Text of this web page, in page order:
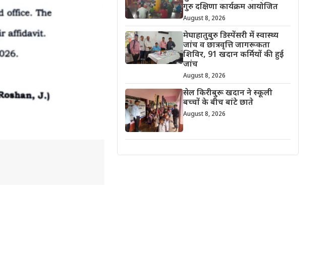
गुरु दक्षिणा कार्यक्रम आयोजित
August 8, 2026
मेघाहातुबुरु डिस्पेंसरी में स्वास्थ्य
जांच व छात्रवृत्ति जागरूकता
शिविर, 91 खदान कर्मियों की हुई
जांच
August 8, 2026
सेल किरीबुरू खदान ने स्कूली
बच्चों के बीच बांटे छाते
August 8, 2026